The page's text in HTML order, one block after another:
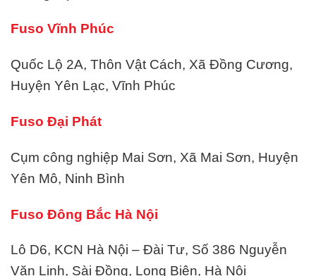
Fuso Vĩnh Phúc
Quốc Lộ 2A, Thôn Vật Cách, Xã Đồng Cương,
Huyện Yên Lạc, Vĩnh Phúc
Fuso Đại Phát
Cụm công nghiệp Mai Sơn, Xã Mai Sơn, Huyện
Yên Mô, Ninh Bình
Fuso Đông Bắc Hà Nội
Lô D6, KCN Hà Nội – Đài Tư, Số 386 Nguyễn
Văn Linh, Sài Đồng, Long Biên, Hà Nội